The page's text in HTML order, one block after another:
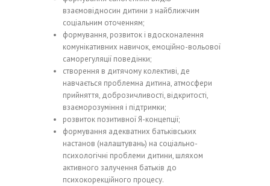
взаємовідносин дитини з найближчим
соціальним оточенням;
формування, розвиток і вдосконалення
комунікативних навичок, емоційно-вольової
саморегуляції поведінки;
створення в дитячому колективі, де
навчається проблемна дитина, атмосфери
прийняття, доброзичливості, відкритості,
взаєморозуміння і підтримки;
розвиток позитивної Я-концепції;
формування адекватних батьківських
настанов (налаштувань) на соціально-
психологічні проблеми дитини, шляхом
активного залучення батьків до
психокорекційного процесу.